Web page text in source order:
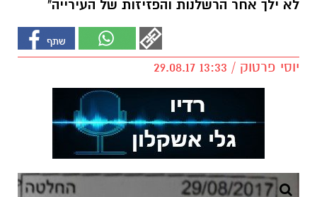
לא ילך אחר הרשלנות והפזיזות של העירייה"
יוסי פרטוק / 13:33 29.08.17